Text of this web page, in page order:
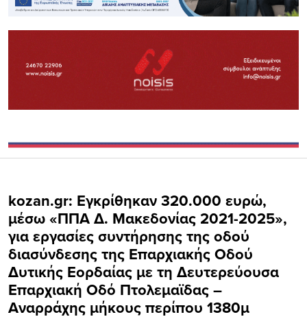
kozan.gr: Εγκρίθηκαν 320.000 ευρώ,
μέσω «ΠΠΑ Δ. Μακεδονίας 2021-2025»,
για εργασίες συντήρησης της οδού
διασύνδεσης της Επαρχιακής Οδού
Δυτικής Εορδαίας με τη Δευτερεύουσα
Επαρχιακή Οδό Πτολεμαϊδας –
Αναρράχης μήκους περίπου 1380μ